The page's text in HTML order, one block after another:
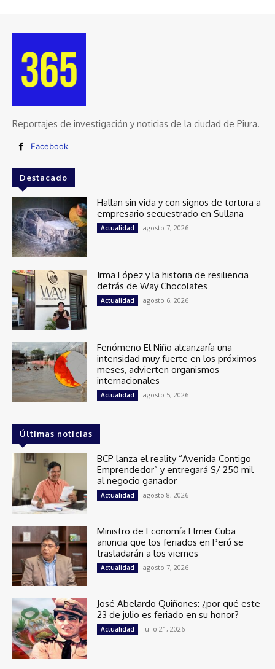
Reportajes de investigación y noticias de la ciudad de Piura.
Facebook
Destacado
Hallan sin vida y con signos de tortura a
empresario secuestrado en Sullana
Actualidad agosto 7, 2026
Irma López y la historia de resiliencia
detrás de Way Chocolates
Actualidad agosto 6, 2026
Fenómeno El Niño alcanzaría una
intensidad muy fuerte en los próximos
meses, advierten organismos
internacionales
Actualidad agosto 5, 2026
Últimas noticias
BCP lanza el reality “Avenida Contigo
Emprendedor” y entregará S/ 250 mil
al negocio ganador
Actualidad agosto 8, 2026
Ministro de Economía Elmer Cuba
anuncia que los feriados en Perú se
trasladarán a los viernes
Actualidad agosto 7, 2026
José Abelardo Quiñones: ¿por qué este
23 de julio es feriado en su honor?
Actualidad julio 21, 2026